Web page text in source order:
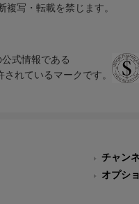
写・転載を禁じます。
式情報である
れているマークです。
チャン
オプシ